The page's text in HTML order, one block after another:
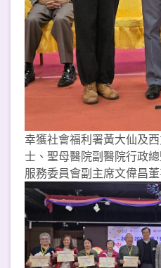
幸獲社會福利署黃大仙及
士、聖母醫院副醫院行政
服務委員會副主席文偉昌